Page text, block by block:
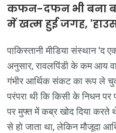
कफन-दफन भी बना
में खत्म हुई जगह,
पाकिस्तानी मीडिया संस्थान 'द
अनुसार, रावलपिंडी के कम आय
गंभीर आर्थिक संकट का रूप ले
परंपरा थी कि किसी के निधन
पर मुफ्त में कब्र खोद दिया
से हो जाता था, लेकिन मौजूदा